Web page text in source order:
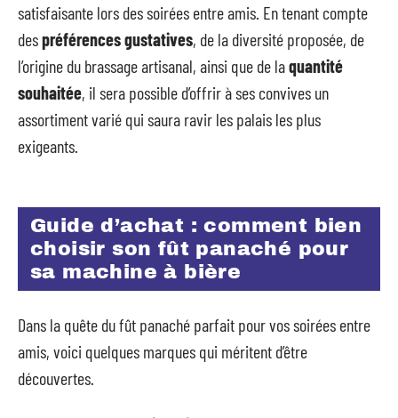
satisfaisante lors des soirées entre amis. En tenant compte
despréférences gustatives, de la diversité proposée, de
l’origine du brassage artisanal, ainsi que de laquantité
souhaitée, il sera possible d’offrir à ses convives un
assortiment varié qui saura ravir les palais les plus
exigeants.
Guide d’achat : comment bien
choisir son fût panaché pour
sa machine à bière
Dans la quête du fût panaché parfait pour vos soirées entre
amis, voici quelques marques qui méritent d’être
découvertes.